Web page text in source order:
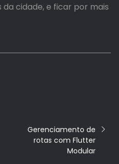
cidade, e ficar por mais
Gerenciamento de
rotas com Flutter
Modular